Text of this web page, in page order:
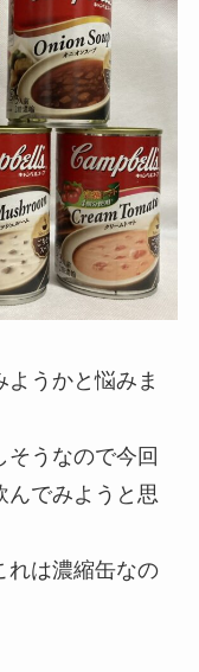
ようかと悩みま
そうなので今回
んでみようと思
れは濃縮缶なの